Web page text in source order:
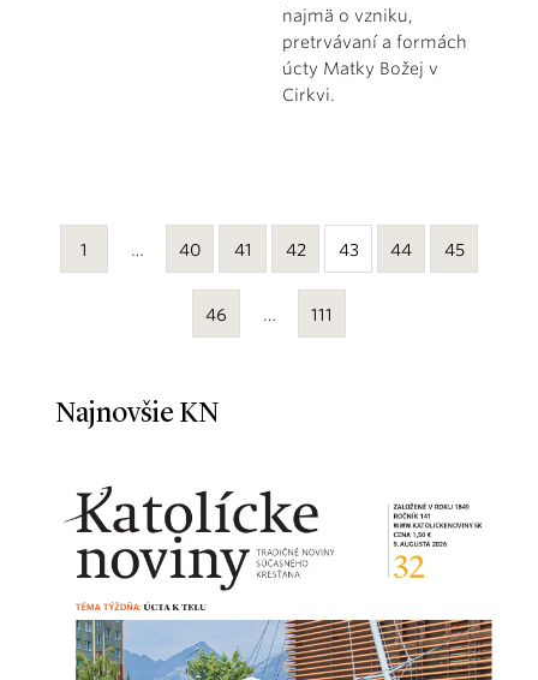
najmä o vzniku,
pretrvávaní a formách
úcty Matky Božej v
Cirkvi.
1 … 40 41 42 43 44 45
46 … 111
Najnovšie KN